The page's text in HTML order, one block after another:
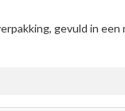
gevuld in